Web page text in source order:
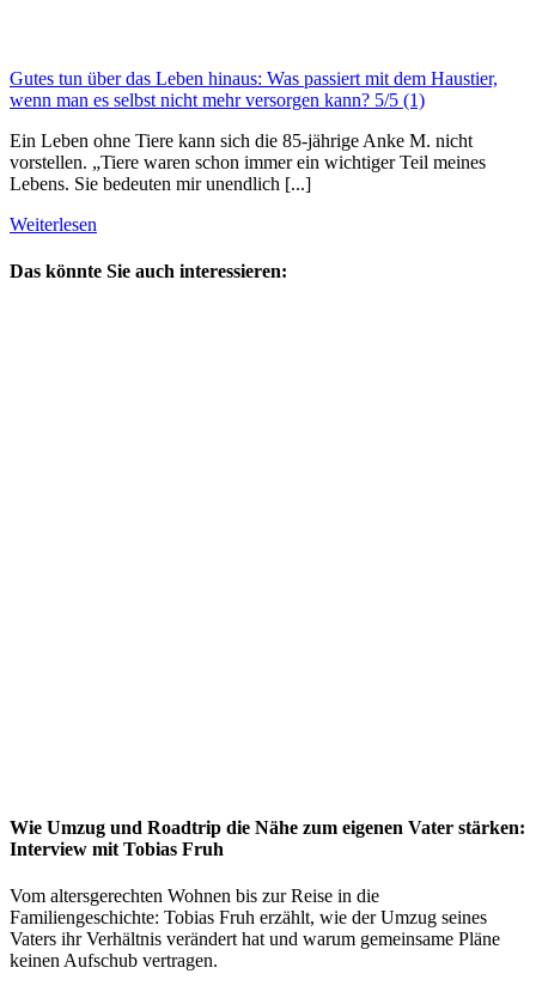
Gutes tun über das Leben hinaus: Was passiert mit dem Haustier,
wenn man es selbst nicht mehr versorgen kann? 5/5 (1)
Ein Leben ohne Tiere kann sich die 85-jährige Anke M. nicht
vorstellen. „Tiere waren schon immer ein wichtiger Teil meines
Lebens. Sie bedeuten mir unendlich [...]
Weiterlesen
Das könnte Sie auch interessieren:
Wie Umzug und Roadtrip die Nähe zum eigenen Vater stärken:
Interview mit Tobias Fruh
Vom altersgerechten Wohnen bis zur Reise in die
Familiengeschichte: Tobias Fruh erzählt, wie der Umzug seines
Vaters ihr Verhältnis verändert hat und warum gemeinsame Pläne
keinen Aufschub vertragen.